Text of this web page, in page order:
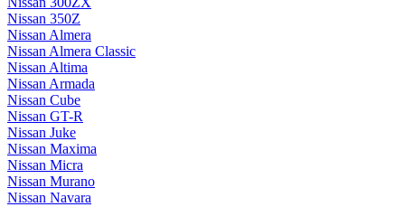
Nissan 350Z
Nissan Almera
Nissan Almera Classic
Nissan Altima
Nissan Armada
Nissan Cube
Nissan GT-R
Nissan Juke
Nissan Maxima
Nissan Micra
Nissan Murano
Nissan Navara